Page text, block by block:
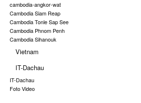
cambodia-angkor-wat
Cambodia Siam Reap
Cambodia Tonle Sap See
Cambodia Phnom Penh
Cambodia Sihanouk
Vietnam
IT-Dachau
IT-Dachau
Foto Video